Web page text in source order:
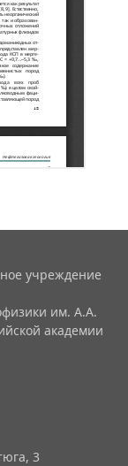
учреждение
им. А.А.
академии
3